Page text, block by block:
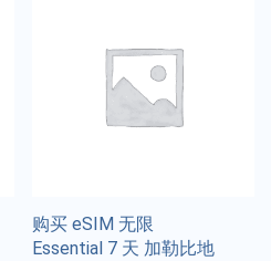
购买 eSIM 无限
Essential 7 天 加勒比地